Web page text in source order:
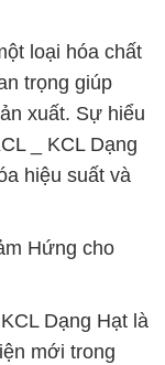
loại hóa chất
trọng giúp
xuất. Sự hiểu
_ KCL Dạng
hiệu suất và
Hứng cho
Dạng Hạt là
mới trong